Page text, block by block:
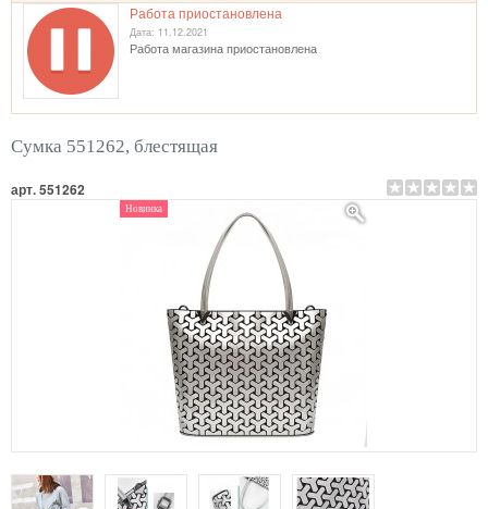
Работа приостановлена
Дата: 11.12.2021
Работа магазина приостановлена
Сумка 551262, блестящая
арт. 551262
Новинка